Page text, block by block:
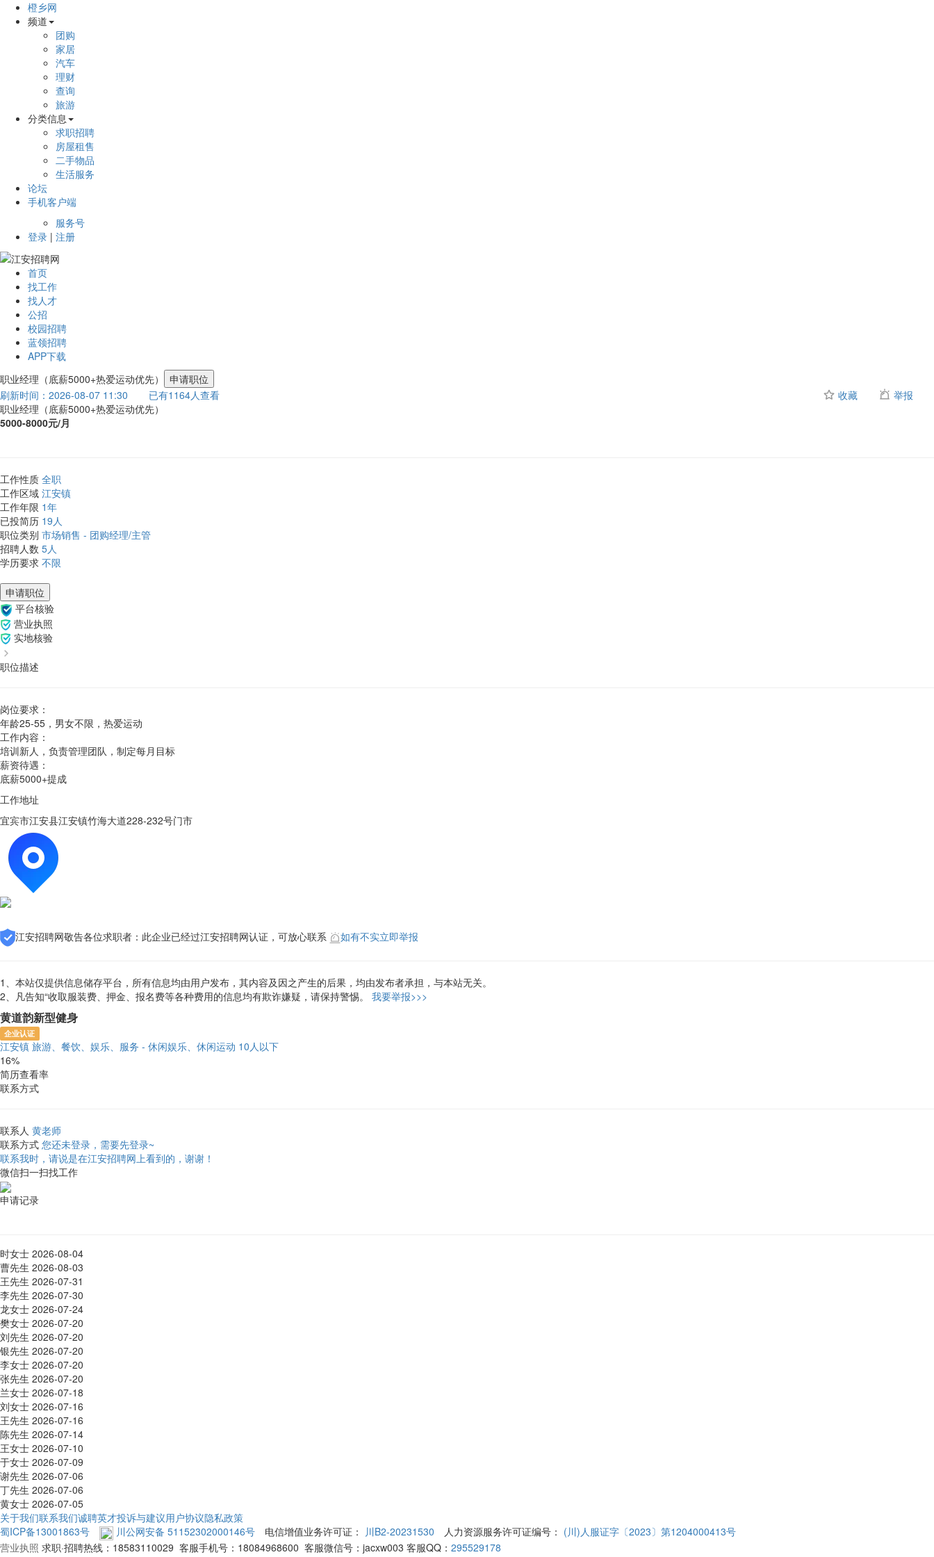
橙乡网
频道
团购
家居
汽车
理财
查询
旅游
分类信息
求职招聘
房屋租售
二手物品
生活服务
论坛
手机客户端
服务号
登录 | 注册
首页
找工作
找人才
公招
校园招聘
蓝领招聘
APP下载
职业经理（底薪5000+热爱运动优先）
申请职位
刷新时间：2026-08-07 11:30
已有1164人查看 收藏
举报
职业经理（底薪5000+热爱运动优先）
5000-8000元/月
工作性质 全职
工作区域 江安镇
工作年限 1年
已投简历 19人
职位类别 市场销售 - 团购经理/主管
招聘人数 5人
学历要求 不限
申请职位
平台核验
营业执照
实地核验
职位描述
岗位要求：
年龄25-55，男女不限，热爱运动
工作内容：
培训新人，负责管理团队，制定每月目标
薪资待遇：
底薪5000+提成
工作地址
宜宾市江安县江安镇竹海大道228-232号门市
江安招聘网敬告各位求职者：此企业已经过江安招聘网认证，可放心联系 如有不实立即举报
1、本站仅提供信息储存平台，所有信息均由用户发布，其内容及因之产生的后果，均由发布者承担，与本站无关。
2、凡告知“收取服装费、押金、报名费等各种费用的信息均有欺诈嫌疑，请保持警惕。 我要举报>>>
黄道韵新型健身
企业认证
江安镇 旅游、餐饮、娱乐、服务 - 休闲娱乐、休闲运动 10人以下
16%
简历查看率
联系方式
联系人 黄老师
联系方式 您还未登录，需要先登录~
联系我时，请说是在江安招聘网上看到的，谢谢！
微信扫一扫找工作
申请记录
时女士 2026-08-04
曹先生 2026-08-03
王先生 2026-07-31
李先生 2026-07-30
龙女士 2026-07-24
樊女士 2026-07-20
刘先生 2026-07-20
银先生 2026-07-20
李女士 2026-07-20
张先生 2026-07-20
兰女士 2026-07-18
刘女士 2026-07-16
王先生 2026-07-16
陈先生 2026-07-14
王女士 2026-07-10
于女士 2026-07-09
谢先生 2026-07-06
丁先生 2026-07-06
黄女士 2026-07-05
关于我们联系我们诚聘英才投诉与建议用户协议隐私政策
蜀ICP备13001863号
川公网安备 51152302000146号 电信增值业务许可证： 川B2-20231530 人力资源服务许可证编号： (川)人服证字〔2023〕第1204000413号
营业执照 求职·招聘热线： 18583110029 客服手机号： 18084968600 客服微信号： jacxw003 客服QQ： 295529178